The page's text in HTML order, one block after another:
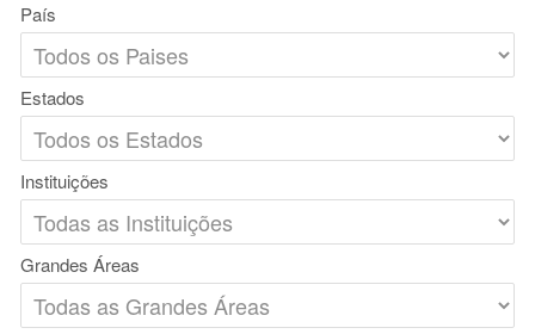
País
Estados
Instituições
Grandes Áreas